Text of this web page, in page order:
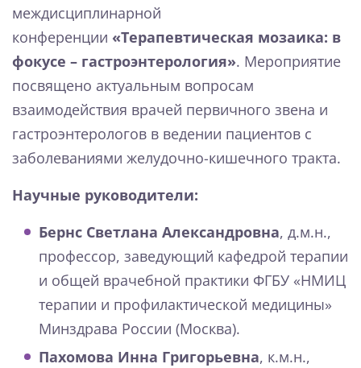
междисциплинарной
конференции «Терапевтическая мозаика: в
фокусе – гастроэнтерология». Мероприятие
посвящено актуальным вопросам
взаимодействия врачей первичного звена и
гастроэнтерологов в ведении пациентов с
заболеваниями желудочно-кишечного тракта.
Научные руководители:
Бернс Светлана Александровна, д.м.н.,
профессор, заведующий кафедрой терапии
и общей врачебной практики ФГБУ «НМИЦ
терапии и профилактической медицины»
Минздрава России (Москва).
Пахомова Инна Григорьевна, к.м.н.,